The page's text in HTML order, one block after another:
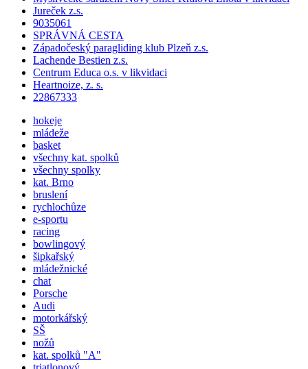
Jureček z.s.
9035061
SPRÁVNÁ CESTA
Západočeský paragliding klub Plzeň z.s.
Lachende Bestien z.s.
Centrum Educa o.s. v likvidaci
Heartnoize, z. s.
22867333
hokeje
mládeže
basket
všechny kat. spolků
všechny spolky
kat. Brno
bruslení
rychlochůze
e-sportu
racing
bowlingový
šipkařský
mládežnické
chat
Porsche
Audi
motorkářský
SŠ
nožů
kat. spolků "A"